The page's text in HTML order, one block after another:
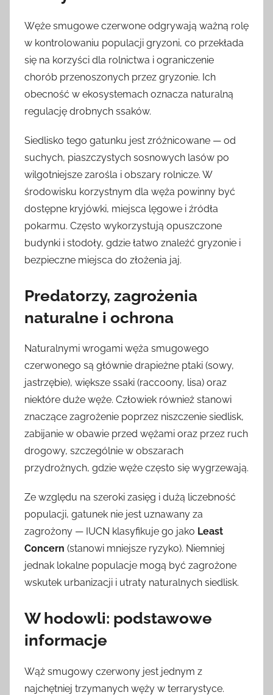
Węże smugowe czerwone odgrywają ważną rolę
w kontrolowaniu populacji gryzoni, co przekłada
się na korzyści dla rolnictwa i ograniczenie
chorób przenoszonych przez gryzonie. Ich
obecność w ekosystemach oznacza naturalną
regulację drobnych ssaków.
Siedlisko tego gatunku jest zróżnicowane — od
suchych, piaszczystych sosnowych lasów po
wilgotniejsze zarośla i obszary rolnicze. W
środowisku korzystnym dla węża powinny być
dostępne kryjówki, miejsca lęgowe i źródła
pokarmu. Często wykorzystują opuszczone
budynki i stodoły, gdzie łatwo znaleźć gryzonie i
bezpieczne miejsca do złożenia jaj.
Predatorzy, zagrożenia
naturalne i ochrona
Naturalnymi wrogami węża smugowego
czerwonego są głównie drapieżne ptaki (sowy,
jastrzębie), większe ssaki (raccoony, lisa) oraz
niektóre duże węże. Człowiek również stanowi
znaczące zagrożenie poprzez niszczenie siedlisk,
zabijanie w obawie przed wężami oraz przez ruch
drogowy, szczególnie w obszarach
przydrożnych, gdzie węże często się wygrzewają.
Ze względu na szeroki zasięg i dużą liczebność
populacji, gatunek nie jest uznawany za
zagrożony — IUCN klasyfikuje go jako Least
Concern (stanowi mniejsze ryzyko). Niemniej
jednak lokalne populacje mogą być zagrożone
wskutek urbanizacji i utraty naturalnych siedlisk.
W hodowli: podstawowe
informacje
Wąż smugowy czerwony jest jednym z
najchętniej trzymanych węży w terrarystyce.